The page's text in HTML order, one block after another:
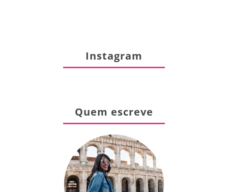
Instagram
Quem escreve